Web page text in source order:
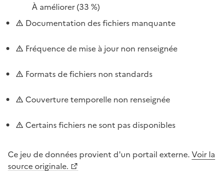
À améliorer(33 %)
Documentation des fichiers manquante
Fréquence de mise à jour non renseignée
Formats de fichiers non standards
Couverture temporelle non renseignée
Certains fichiers ne sont pas disponibles
Ce jeu de données provient d'un portail externe. Voir la
source originale.